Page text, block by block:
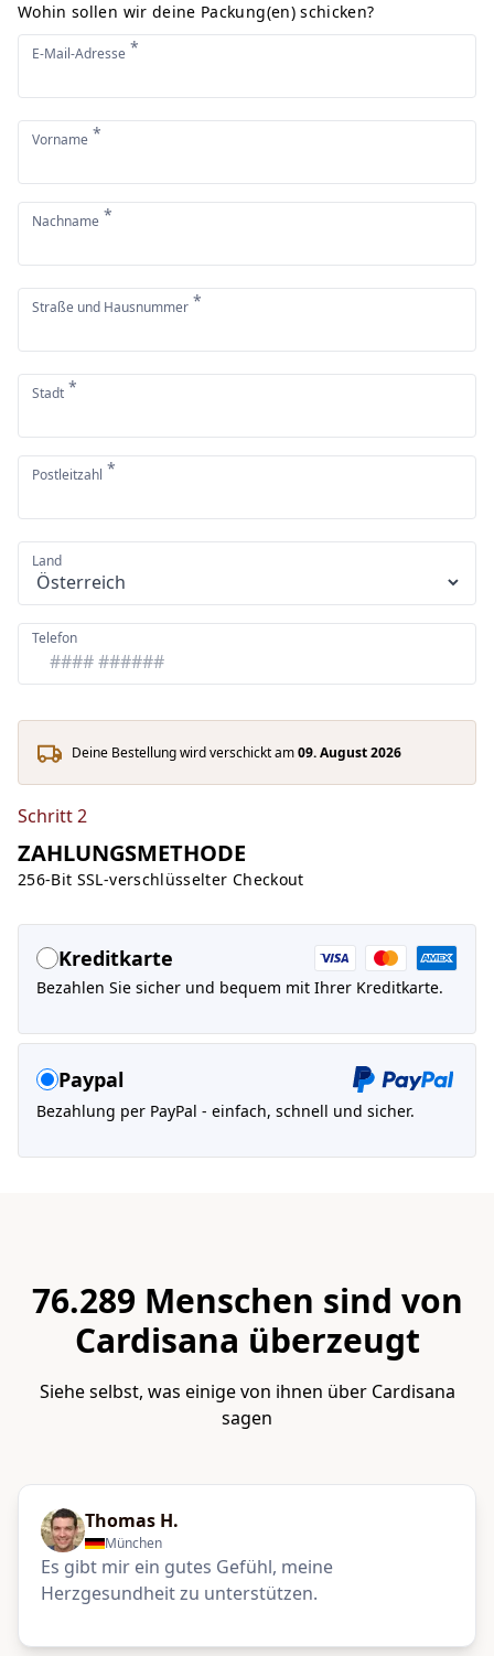
Wohin sollen wir deine Packung(en) schicken?
E-Mail-Adresse *
Vorname *
Nachname *
Straße und Hausnummer *
Stadt *
Postleitzahl *
Land
Telefon
Deine Bestellung wird verschickt am09. August 2026
Schritt 2
ZAHLUNGSMETHODE
256-Bit SSL-verschlüsselter Checkout
Kreditkarte
Bezahlen Sie sicher und bequem mit Ihrer Kreditkarte.
Paypal
Bezahlung per PayPal - einfach, schnell und sicher.
76.289 Menschen sind von
Cardisana überzeugt
Siehe selbst, was einige von ihnen über Cardisana
sagen
Thomas H.
München
Es gibt mir ein gutes Gefühl, meine
Herzgesundheit zu unterstützen.